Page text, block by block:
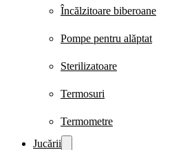
Încălzitoare biberoane
Pompe pentru alăptat
Sterilizatoare
Termosuri
Termometre
Jucării